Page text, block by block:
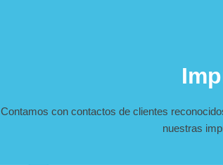
Contamos con contactos de clientes
nuestras